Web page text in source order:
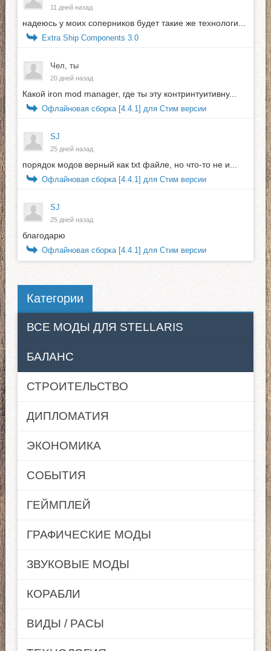
11 дней назад
надеюсь у моих соперников будет такие же технологи...
Extra Ship Components 3.0
Чел, ты
20 дней назад
Какой iron mod manager, где ты эту контринтуитивну...
Офлайновая сборка [4.4.1] для Стим версии
SJ
25 дней назад
порядок модов верный как txt файле, но что-то не и...
Офлайновая сборка [4.4.1] для Стим версии
SJ
25 дней назад
благодарю
Офлайновая сборка [4.4.1] для Стим версии
Категории
ВСЕ МОДЫ ДЛЯ STELLARIS
БАЛАНС
СТРОИТЕЛЬСТВО
ДИПЛОМАТИЯ
ЭКОНОМИКА
СОБЫТИЯ
ГЕЙМПЛЕЙ
ГРАФИЧЕСКИЕ МОДЫ
ЗВУКОВЫЕ МОДЫ
КОРАБЛИ
ВИДЫ / РАСЫ